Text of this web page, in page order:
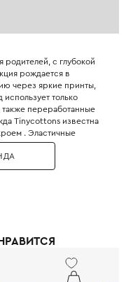
с глубокой
рождается в
через яркие принты,
только
переработанные
Tinycottons известна
. Эластичные
максимальную
визитной карточкой
коллаборации с